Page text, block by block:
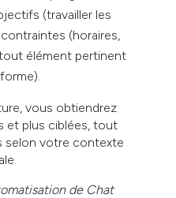
(travailler les
(horaires,
élément pertinent
vous obtiendrez
et plus ciblées, tout
selon votre contexte
de Chat